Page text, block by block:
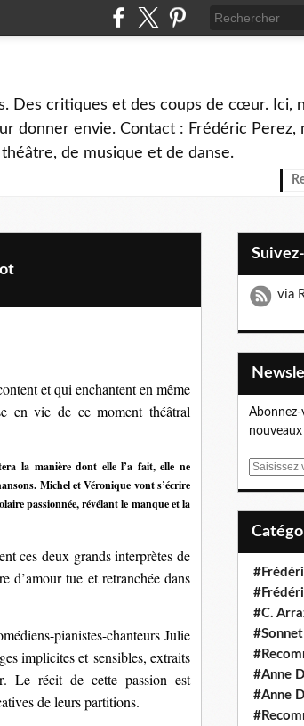
Des critiques et des coups de cœur. Ici,
donner envie. Contact : Frédéric Perez,
de musique et de danse.
et qui enchantent en même
en vie de ce moment théâtral
la manière dont elle l’a fait, elle ne
Michel et Véronique vont s’écrire
passionnée, révélant le manque et la
ces deux grands interprètes de
d’amour tue et retranchée dans
pianistes-chanteurs Julie
implicites et sensibles, extraits
. Le récit de cette passion
est
de leurs partitions.
via
E
#C.
#Anne
#Anne